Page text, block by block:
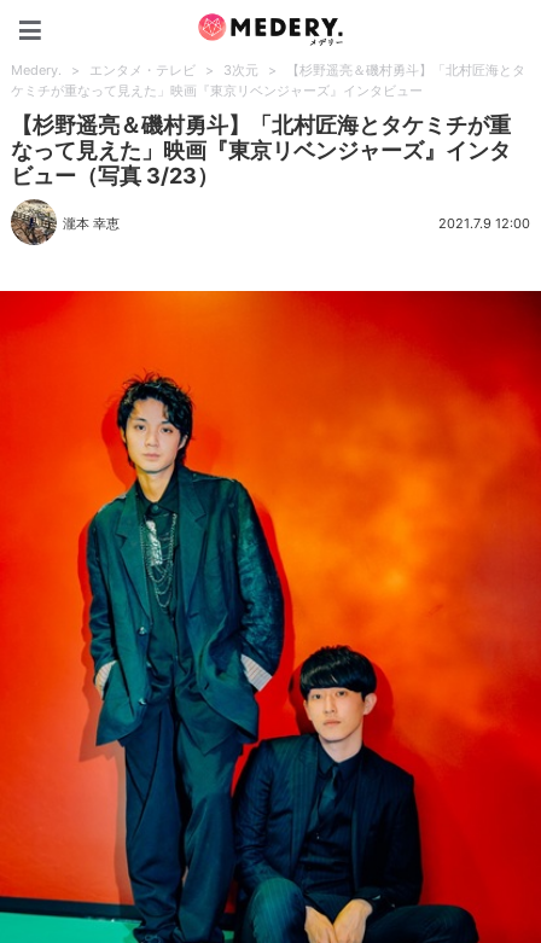
Medery. > エンタメ・テレビ > 3次元 >
【杉野遥亮＆磯村勇斗】「北村匠海とタ
ケミチが重なって見えた」映画『東京リベンジャーズ』インタビュー
【杉野遥亮＆磯村勇斗】「北村匠海とタケミチが重
なって見えた」映画『東京リベンジャーズ』インタ
ビュー（写真 3/23）
瀧本 幸恵 2021.7.9 12:00